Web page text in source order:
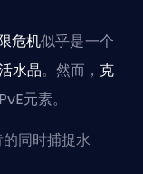
危机似乎是一个
水晶。然而， 克
元素。
同时捕捉水